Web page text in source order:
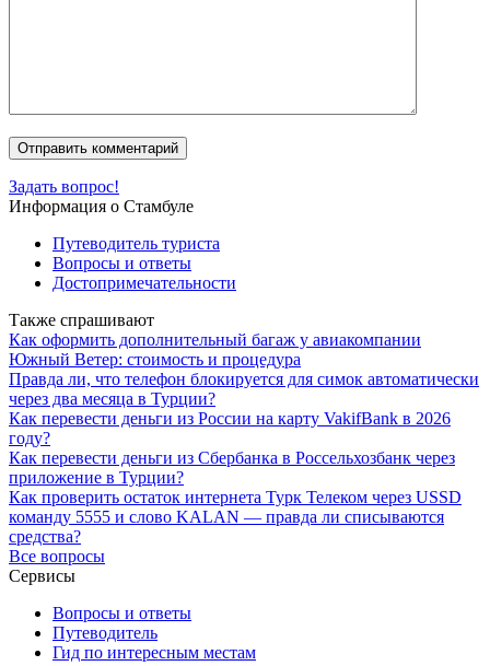
Задать вопрос!
Информация о Стамбуле
Путеводитель туриста
Вопросы и ответы
Достопримечательности
Также спрашивают
Как оформить дополнительный багаж у авиакомпании
Южный Ветер: стоимость и процедура
Правда ли, что телефон блокируется для симок автоматически
через два месяца в Турции?
Как перевести деньги из России на карту VakifBank в 2026
году?
Как перевести деньги из Сбербанка в Россельхозбанк через
приложение в Турции?
Как проверить остаток интернета Турк Телеком через USSD
команду 5555 и слово KALAN — правда ли списываются
средства?
Все вопросы
Сервисы
Вопросы и ответы
Путеводитель
Гид по интересным местам